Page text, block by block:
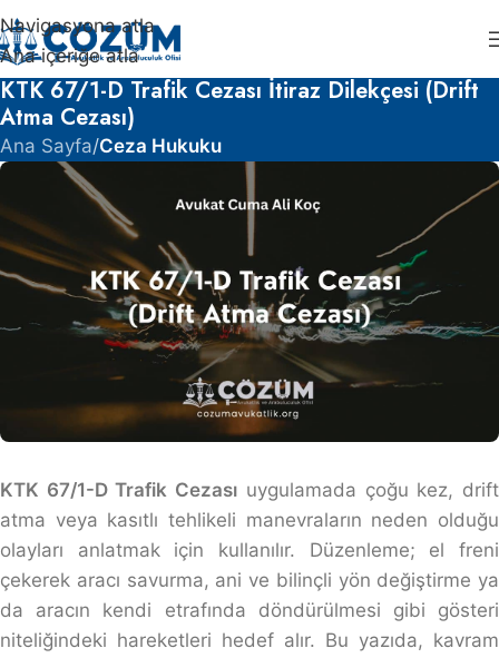
Navigasyona atla
Ana içeriğe atla
KTK 67/1-D Trafik Cezası İtiraz Dilekçesi (Drift
Atma Cezası)
Ana Sayfa/Ceza Hukuku
KTK 67/1-D Trafik Cezası uygulamada çoğu kez, drift
atma veya kasıtlı tehlikeli manevraların neden olduğu
olayları anlatmak için kullanılır. Düzenleme; el freni
çekerek aracı savurma, ani ve bilinçli yön değiştirme ya
da aracın kendi etrafında döndürülmesi gibi gösteri
niteliğindeki hareketleri hedef alır. Bu yazıda, kavram